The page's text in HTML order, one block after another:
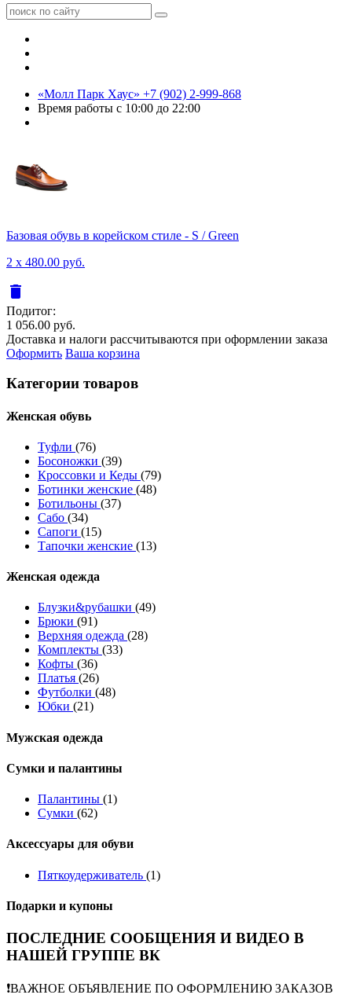
«Молл Парк Хаус» +7 (902) 2-999-868
Время работы с 10:00 до 22:00
Базовая обувь в корейском стиле - S / Green
2 x 480.00 руб.
delete
Подитог:
1 056.00 руб.
Доставка и налоги рассчитываются при оформлении заказа
Оформить Ваша корзина
Категории товаров
Женcкая обувь
Туфли (76)
Босоножки (39)
Кроссовки и Кеды (79)
Ботинки женские (48)
Ботильоны (37)
Сабо (34)
Сапоги (15)
Тапочки женские (13)
Женская одежда
Блузки&рубашки (49)
Брюки (91)
Верхняя одежда (28)
Комплекты (33)
Кофты (36)
Платья (26)
Футболки (48)
Юбки (21)
Мужская одежда
Сумки и палантины
Палантины (1)
Сумки (62)
Аксессуары для обуви
Пяткоудерживатель (1)
Подарки и купоны
ПОСЛЕДНИЕ СООБЩЕНИЯ И ВИДЕО В
НАШЕЙ ГРУППЕ ВК
❗️ВАЖНОЕ ОБЪЯВЛЕНИЕ ПО ОФОРМЛЕНИЮ ЗАКАЗОВ